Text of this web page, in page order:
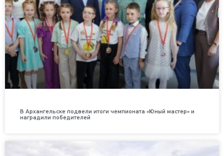
В Архангельске подвели итоги чемпионата «Юный мастер» и
наградили победителей